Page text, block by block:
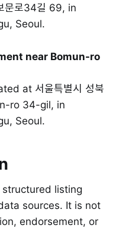
문로34길 69, in
Seoul.
near Bomun-ro
at 서울특별시 성북
ro 34-gil, in
Seoul.
listing
sources. It is not
endorsement, or